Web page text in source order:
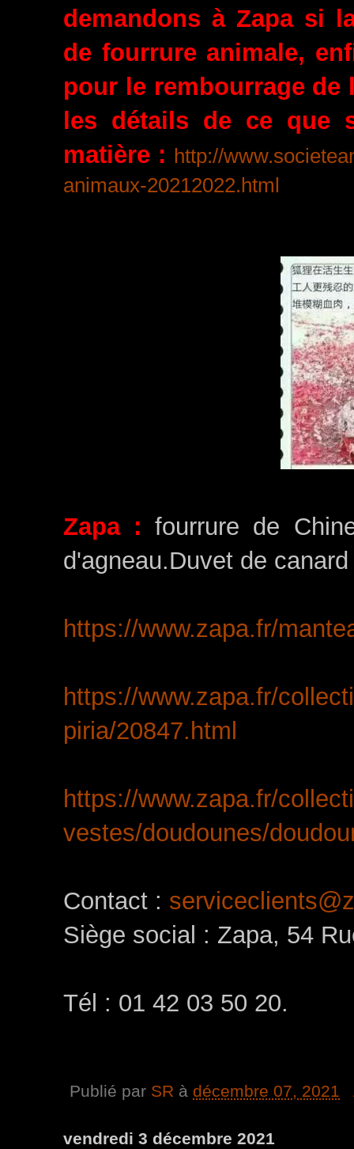
demandons à Zapa si
de fourrure animale,
pour le rembourrage de
les détails de ce que
matière : http://
animaux-20212022.html
Zapa : fourrure de
d'agneau.Duvet de
https://www.zapa.fr/
https://www.zapa.fr/
piria/20847.html
https://www.zapa.fr/
vestes/doudounes/
Contact :
Siège social : Zapa, 54
Tél : 01 42 03 50 20.
Publié par SR à décembre 07, 2021
vendredi 3 décembre 2021